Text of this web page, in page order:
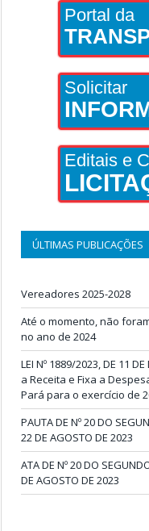
Portal da
Solicitar
Editais e
ÚLTIMAS PUBLICAÇÕES
Vereadores 2025-2028
Até o momento, não
no ano de 2024
LEI Nº 1889/2023, DE 11
a Receita e Fixa a
Pará para o exercício de
PAUTA DE Nº 20 DO
22 DE AGOSTO DE 2023
ATA DE Nº 20 DO
DE AGOSTO DE 2023